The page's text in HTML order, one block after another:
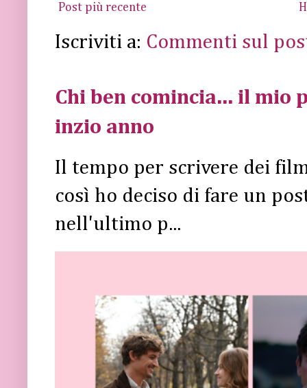
Post più recente
Iscriviti a: Commenti sul
Chi ben comincia... il
inzio anno
Il tempo per scrivere dei
così ho deciso di fare un
nell'ultimo p...